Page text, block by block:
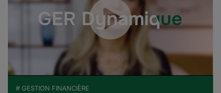
# GESTION FINANCIÈRE